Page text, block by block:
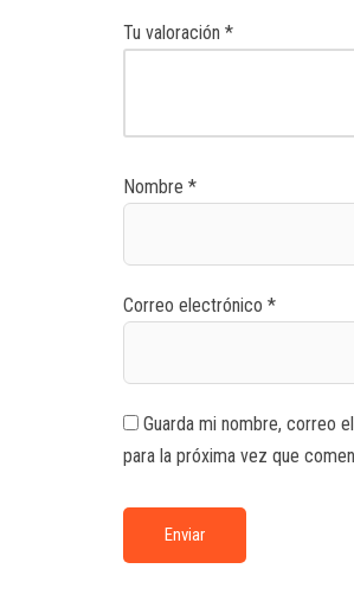
Tu valoración*
Nombre*
Correo electrónico*
Guarda mi nombre, correo
para la próxima vez que